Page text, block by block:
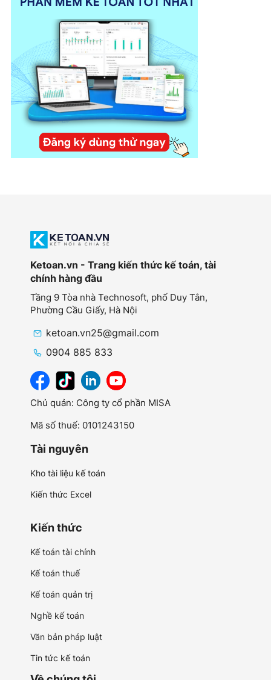
Ketoan.vn - Trang kiến thức kế toán, tài
chính hàng đầu
Tầng 9 Tòa nhà Technosoft, phố Duy Tân,
Phường Cầu Giấy, Hà Nội
ketoan.vn25@gmail.com
0904 885 833
Chủ quản: Công ty cổ phần MISA
Mã số thuế: 0101243150
Tài nguyên
Kho tài liệu kế toán
Kiến thức Excel
Kiến thức
Kế toán tài chính
Kế toán thuế
Kế toán quản trị
Nghề kế toán
Văn bản pháp luật
Tin tức kế toán